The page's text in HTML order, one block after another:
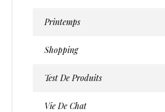
Printemps
Shopping
Test De Produits
Vie De Chat